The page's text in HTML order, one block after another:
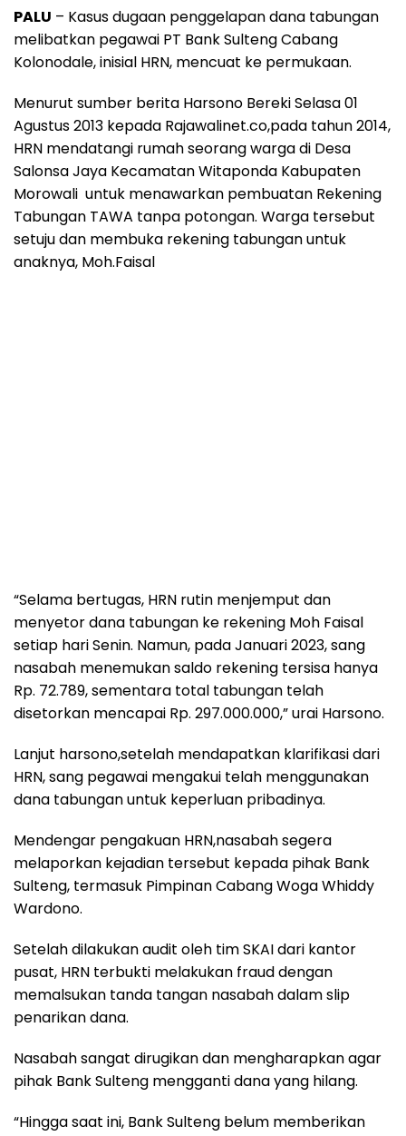
PALU – Kasus dugaan penggelapan dana tabungan
melibatkan pegawai PT Bank Sulteng Cabang
Kolonodale, inisial HRN, mencuat ke permukaan.
Menurut sumber berita Harsono Bereki Selasa 01
Agustus 2013 kepada Rajawalinet.co,pada tahun 2014,
HRN mendatangi rumah seorang warga di Desa
Salonsa Jaya Kecamatan Witaponda Kabupaten
Morowali untuk menawarkan pembuatan Rekening
Tabungan TAWA tanpa potongan. Warga tersebut
setuju dan membuka rekening tabungan untuk
anaknya, Moh.Faisal
“Selama bertugas, HRN rutin menjemput dan
menyetor dana tabungan ke rekening Moh Faisal
setiap hari Senin. Namun, pada Januari 2023, sang
nasabah menemukan saldo rekening tersisa hanya
Rp. 72.789, sementara total tabungan telah
disetorkan mencapai Rp. 297.000.000,” urai Harsono.
Lanjut harsono,setelah mendapatkan klarifikasi dari
HRN, sang pegawai mengakui telah menggunakan
dana tabungan untuk keperluan pribadinya.
Mendengar pengakuan HRN,nasabah segera
melaporkan kejadian tersebut kepada pihak Bank
Sulteng, termasuk Pimpinan Cabang Woga Whiddy
Wardono.
Setelah dilakukan audit oleh tim SKAI dari kantor
pusat, HRN terbukti melakukan fraud dengan
memalsukan tanda tangan nasabah dalam slip
penarikan dana.
Nasabah sangat dirugikan dan mengharapkan agar
pihak Bank Sulteng mengganti dana yang hilang.
“Hingga saat ini, Bank Sulteng belum memberikan